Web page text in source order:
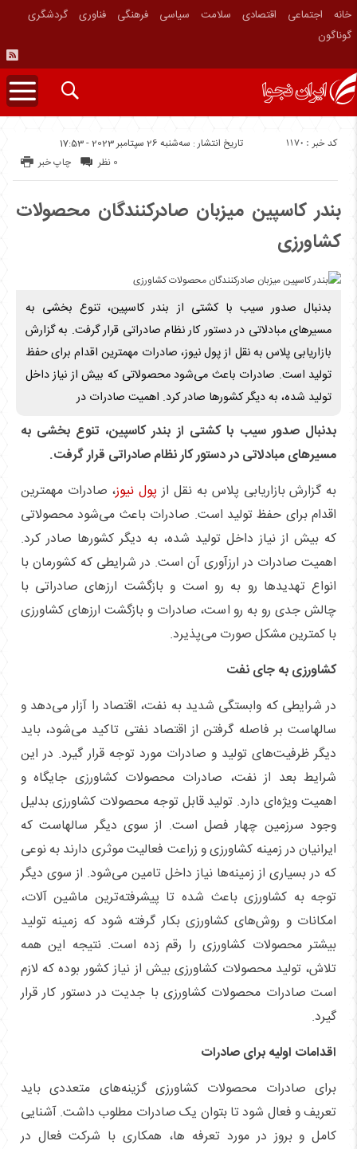
خانه اجتماعی اقتصادی سلامت سیاسی فرهنگی فناوری
گردشگری
گوناگون
تاریخ انتشار : سه‌شنبه 26 سپتامبر 2023 - 17:53 کد خبر : 1170
چاپ خبر 0 نظر
بندر کاسپین میزبان صادرکنندگان محصولات
کشاورزی
بدنبال صدور سیب با کشتی از بندر کاسپین، تنوع بخشی به
مسیر‌های مبادلاتی در دستور کار نظام صادراتی قرار گرفت. به گزارش
بازاریابی پلاس به نقل از پول نیوز، صادرات مهمترین اقدام برای حفظ
تولید است. صادرات باعث می‌شود محصولاتی که بیش از نیاز داخل
تولید شده، به دیگر کشور‌ها صادر کرد. اهمیت صادرات در
بدنبال صدور سیب با کشتی از بندر کاسپین، تنوع بخشی به
مسیر‌های مبادلاتی در دستور کار نظام صادراتی قرار گرفت.
به گزارش بازاریابی پلاس به نقل از پول نیوز، صادرات مهمترین
اقدام برای حفظ تولید است. صادرات باعث می‌شود محصولاتی
که بیش از نیاز داخل تولید شده، به دیگر کشور‌ها صادر کرد.
اهمیت صادرات در ارزآوری آن است. در شرایطی که کشورمان با
انواع تهدید‌ها رو به رو است و بازگشت ارز‌های صادراتی با
چالش جدی رو به رو است، صادرات و بازگشت ارز‌های کشاورزی
با کمترین مشکل صورت می‌پذیرد.
کشاورزی به جای نفت
در شرایطی که وابستگی شدید به نفت، اقتصاد را آزار می‌دهد و
سالهاست بر فاصله گرفتن از اقتصاد نفتی تاکید می‌شود، باید
دیگر ظرفیت‌های تولید و صادرات مورد توجه قرار گیرد. در این
شرایط بعد از نفت، صادرات محصولات کشاورزی جایگاه و
اهمیت ویژه‌ای دارد. تولید قابل توجه محصولات کشاورزی بدلیل
وجود سرزمین چهار فصل است. از سوی دیگر سالهاست که
ایرانیان در زمینه کشاورزی و زراعت فعالیت موثری دارند به نوعی
که در بسیاری از زمینه‌ها نیاز داخل تامین می‌شود. از سوی دیگر
توجه به کشاورزی باعث شده تا پیشرفته‌ترین ماشین آلات،
امکانات و روش‌های کشاورزی بکار گرفته شود که زمینه تولید
بیشتر محصولات کشاورزی را رقم زده است. نتیجه این همه
تلاش، تولید محصولات کشاورزی بیش از نیاز کشور بوده که لازم
است صادرات محصولات کشاورزی با جدیت در دستور کار قرار
گیرد.
اقدامات اولیه برای صادرات
برای صادرات محصولات کشاورزی گزینه‌های متعددی باید
تعریف و فعال شود تا بتوان یک صادرات مطلوب داشت. آشنایی
کامل و بروز در مورد تعرفه ها، همکاری با شرکت فعال در